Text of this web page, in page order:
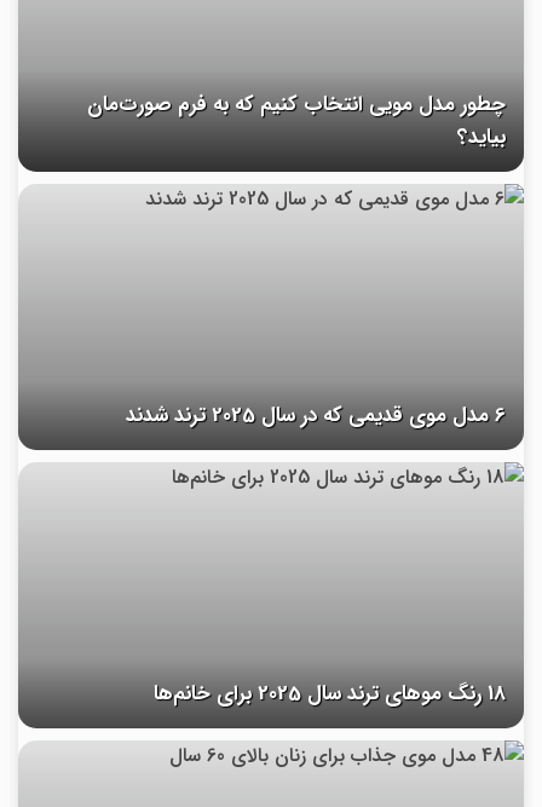
چطور مدل مویی انتخاب کنیم که به فرم صورت‌مان
بیاید؟
6 مدل موی قدیمی که در سال 2025 ترند شدند
18 رنگ موهای ترند سال 2025 برای خانم‌ها